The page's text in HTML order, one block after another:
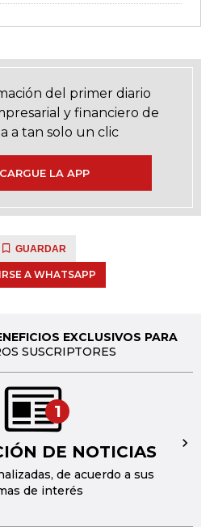
del primer diario
y financiero de
a tan solo un clic
LA APP
GUARDAR
A WHATSAPP
EXCLUSIVOS PARA
SUSCRIPTORES
1
DE NOTICIAS
de acuerdo a sus
de interés
→